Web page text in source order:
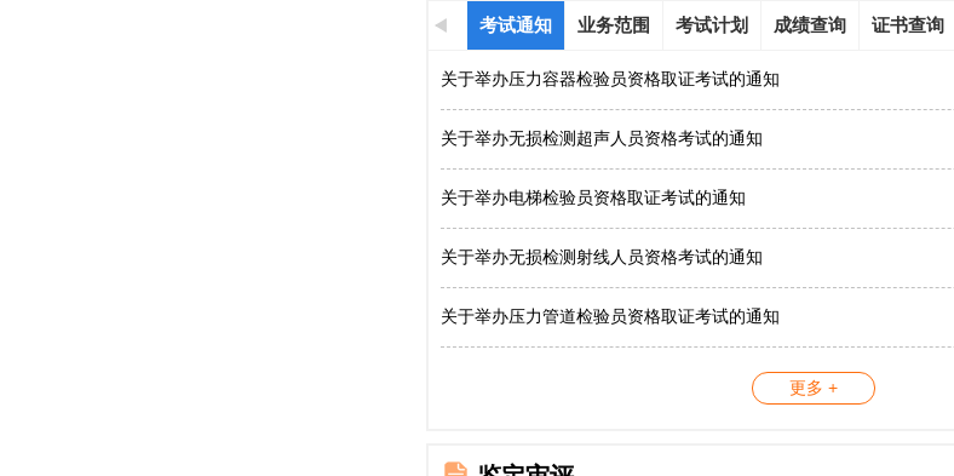
考试通知 业务范围 考试计划 成绩查询 证书查询
关于举办压力容器检验员资格取证考试的通知
关于举办无损检测超声人员资格考试的通知
关于举办电梯检验员资格取证考试的通知
关于举办无损检测射线人员资格考试的通知
关于举办压力管道检验员资格取证考试的通知
更多 +